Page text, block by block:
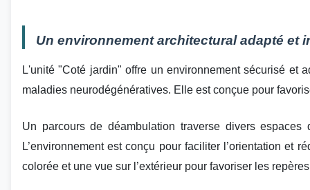
Un environnement architectural adapté et
L'unité "Coté jardin" offre un environnement sécurisé et
maladies neurodégénératives. Elle est conçue pour
Un parcours de déambulation traverse divers
L’environnement est conçu pour faciliter l’orientation et
colorée et une vue sur l’extérieur pour favoriser les